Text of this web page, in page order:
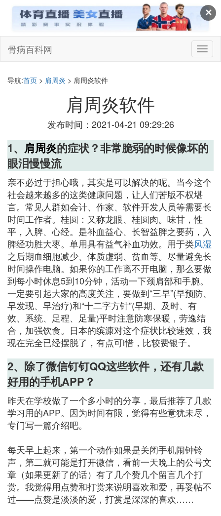
✕
切
换
骨病百科网
导航:首页 > 肩周炎 > 肩周炎软件
肩周炎软件
发布时间：2021-04-21 09:29:26
1、 肩周炎的症状？非常脆弱的时候像坏的
眼泪慢慢流
亲不必过于担心哦，其实是可以解决的呢。当今这个
社会越来越多的这类健康问题，让人们苦版不权堪
言。常见人群如会计、作家、软件开发人员等需要长
时间工作者。桂圆：又称龙眼、桂圆肉。味甘，性
平，入脾、心经。是补血益心、长智益脾之要药，入
脾经功胜大枣。单用具有益气补血功效。用于类风湿
之后期血细胞减少、体质虚弱、贫血等。尽量避免长
时间操作电脑。如果你的工作离不开电脑，那么要做
到每小时休息5到10分钟，活动一下颈肩部和手腕。
一定要引起大家的高度关注，要做到“三早”(早预防、
早发现、早治疗)和“十二字方针”(早期、及时、有
效、系统、足程、足量)平时注意防寒保暖，劳逸结
合，加强饮食。日本的缤漮对这个症状比较速效，我
现在完全已经摆脱了，有点可l惜，比较费银子。
2、除了微信钉钉QQ这些软件，还有几款
好用的手机APP？
昨天在学校做了一个多小时的分享，最后推荐了几款
学习用的APP。因为时间有限，觉得有些意犹未尽，
专门写一篇介绍吧。
每天早上起来，第一个动作如果是关闭手机闹钟铃
声，第二就可能是打开微信，看前一天晚上的公号文
章（如果更新了的话）有了几个赞几个留言几个打
赏。我觉得用点赞和打赏来说明喜欢和爱，再妥帖不
过——点赞是淡淡的爱，打赏是深深的喜欢……